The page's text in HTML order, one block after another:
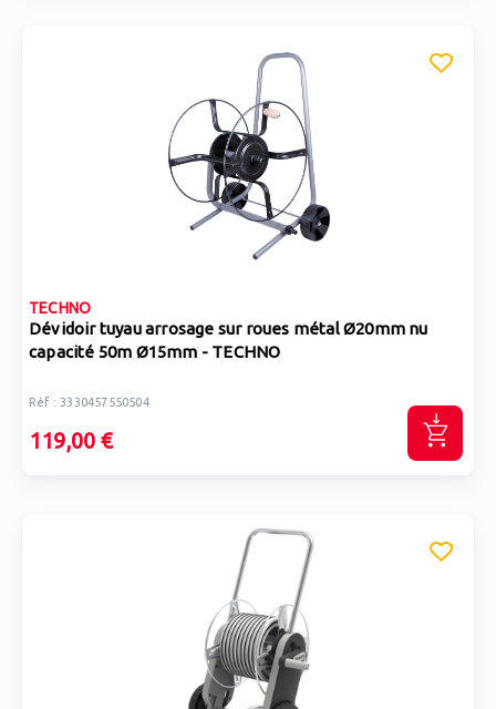
TECHNO
Dévidoir tuyau arrosage sur roues métal Ø20mm nu
capacité 50m Ø15mm - TECHNO
Réf : 3330457550504
119,00 €